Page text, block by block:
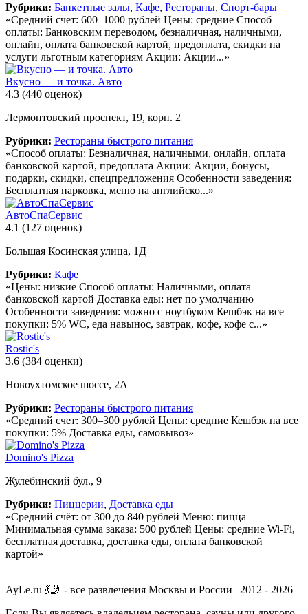
Рубрики: Банкетные залы, Кафе, Рестораны, Спорт-бары
«Средний счет: 600–1000 рублей Цены: средние Способ
оплаты: Банковским переводом, безналичная, наличными,
онлайн, оплата банковской картой, предоплата, скидки на
услуги льготным категориям Акции: Акции...»
Вкусно — и точка. Авто
4.3 (440 оценок)
Лермонтовский проспект, 19, корп. 2
Рубрики: Рестораны быстрого питания
«Способ оплаты: Безналичная, наличными, онлайн, оплата
банковской картой, предоплата Акции: Акции, бонусы,
подарки, скидки, спецпредложения Особенности заведения:
Бесплатная парковка, меню на английско...»
АвтоСпаСервис
4.1 (127 оценок)
Большая Косинская улица, 1Д
Рубрики: Кафе
«Цены: низкие Способ оплаты: Наличными, оплата
банковской картой Доставка еды: нет по умолчанию
Особенности заведения: можно с ноутбуком Кешбэк на все
покупки: 5% WC, еда навынос, завтрак, кофе, кофе с...»
Rostic's
3.6 (384 оценки)
Новоухтомское шоссе, 2А
Рубрики: Рестораны быстрого питания
«Средний счет: 300–300 рублей Цены: средние Кешбэк на все
покупки: 5% Доставка еды, самовывоз»
Domino's Pizza
Жулебинский бул., 9
Рубрики: Пиццерии, Доставка еды
«Средний счёт: от 300 до 840 рублей Меню: пицца
Минимальная сумма заказа: 500 рублей Цены: средние Wi-Fi,
бесплатная доставка, доставка еды, оплата банковской
картой»
AyLe.ru 💃🤳 - все развлечения Москвы и России | 2012 - 2026